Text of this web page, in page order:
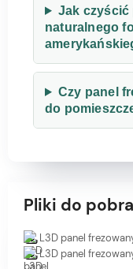
Jak czyścić
naturalnego
Czy panel
do
Pliki do
L3D panel
L3D panel